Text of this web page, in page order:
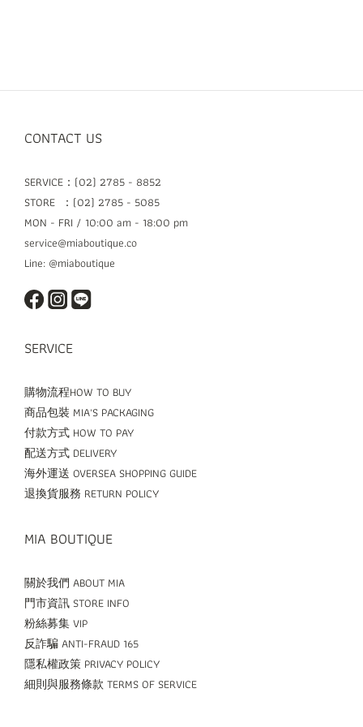
CONTACT US
SERVICE：(02) 2785 - 8852
STORE ：(02) 2785 - 5085
MON - FRI / 10:00 am - 18:00 pm
service@miaboutique.co
Line: @miaboutique
SERVICE
購物流程HOW TO BUY
商品包裝 MIA'S PACKAGING
付款方式 HOW TO PAY
配送方式 DELIVERY
海外運送 OVERSEA SHOPPING GUIDE
退換貨服務 RETURN POLICY
MIA BOUTIQUE
關於我們 ABOUT MIA
門市資訊 STORE INFO
粉絲募集 VIP
反詐騙 ANTI-FRAUD 165
隱私權政策 PRIVACY POLICY
細則與服務條款 TERMS OF SERVICE